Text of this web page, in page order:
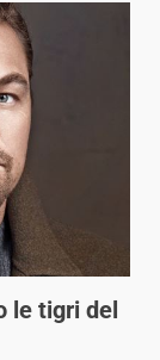
le tigri del